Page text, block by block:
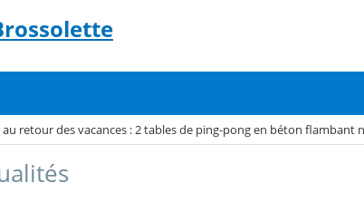
au retour des vacances : 2 tables de ping-pong en béton flambant